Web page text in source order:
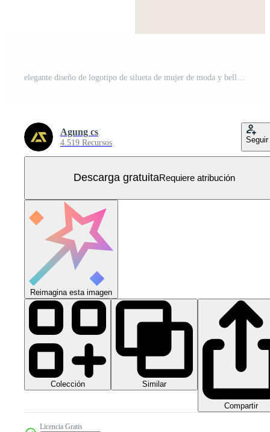
Agung cs
4.519 Recursos Seguir
Descarga gratuitaRequiere atribución
Reimagina esta imagen
Colección Similar
Compartir
Licencia Gratis